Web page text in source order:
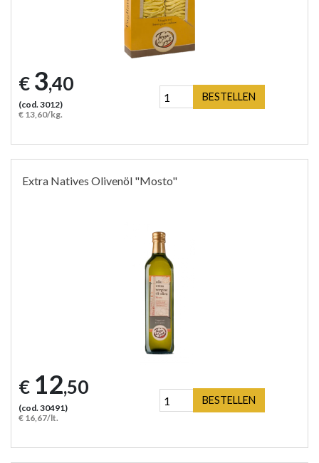
€ 3,40
(cod. 3012)
€ 13,60/kg.
BESTELLEN
Extra Natives Olivenöl "Mosto"
€ 12,50
(cod. 30491)
€ 16,67/lt.
BESTELLEN